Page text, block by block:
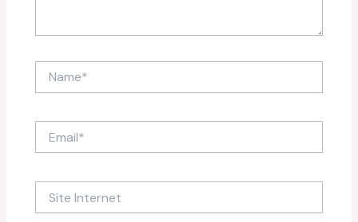
Internet